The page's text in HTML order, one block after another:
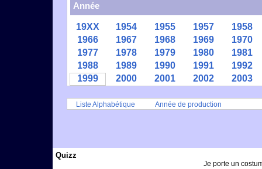
Année
19XX 1954 1955 1957
1958
1966
1967 1968 1969
1970
1977
1978 1979 1980
1981
1988
1989 1990 1991
1992
1999
2000 2001 2002 2003
Liste Alphabétique Année de production
Quizz
Je porte un